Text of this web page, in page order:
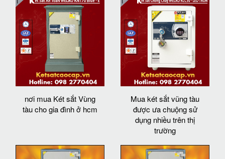
nơi mua Két sắt Vùng
tàu cho gia đình ở hcm
Mua két sắt vũng tàu
được ưa chuộng sử
dụng nhiều trên thị
trường